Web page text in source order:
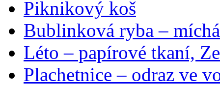
Piknikový koš
Bublinková ryba –
Léto – papírové tkaní,
Plachetnice – odraz ve